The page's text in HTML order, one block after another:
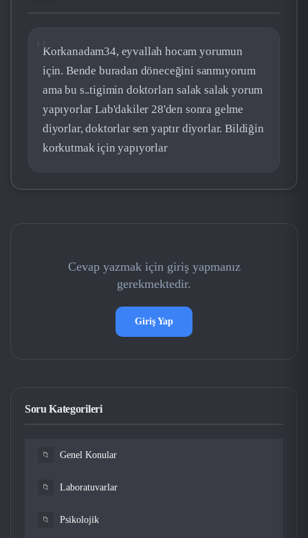
Korkanadam34, eyvallah hocam yorumun
için. Bende buradan döneceğini sanmıyorum
ama bu s..tigimin doktorları salak salak yorum
yapıyorlar Lab'dakiler 28'den sonra gelme
diyorlar, doktorlar sen yaptır diyorlar. Bildiğin
korkutmak için yapıyorlar
Cevap yazmak için giriş yapmanız
gerekmektedir.
Giriş Yap
Soru Kategorileri
📁 Genel Konular
📁 Laboratuvarlar
📁 Psikolojik